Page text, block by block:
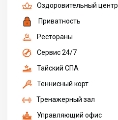
Оздоровительный центр
Приватность
Рестораны
Сервис 24/7
Тайский СПА
Теннисный корт
Тренажерный зал
Управляющий офис